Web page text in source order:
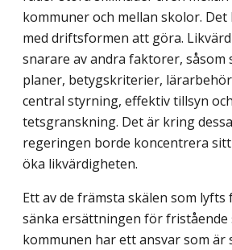
kommuner och mellan skolor.
med drifts­formen att göra.
snarare av andra faktorer,
planer, betygskriterier,
central styrning, effektiv tillsyn
tetsgranskning. Det är kring
regeringen borde koncentrera
öka likvärdigheten.
Ett av de främsta skälen som
sänka ersättningen för
kommunen har ett ansvar som är